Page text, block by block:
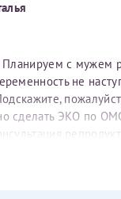
Планируем с мужем
не
сделать ЭКО по
Баранова.
(основной